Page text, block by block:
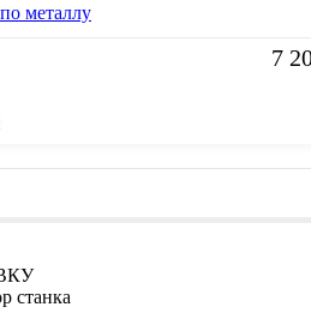
металлу
7
станка